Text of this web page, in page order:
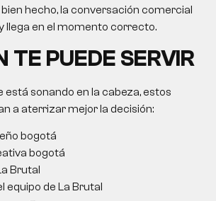
hecho, la conversación comercial
llega en el momento correcto.
TE PUEDE SERVIR
está sonando en la cabeza, estos
a aterrizar mejor la decisión:
bogotá
bogotá
Brutal
equipo de La Brutal